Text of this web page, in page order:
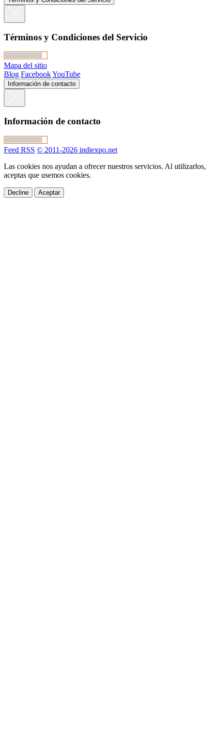
Términos y Condiciones del Servicio
Mapa del sitio
Blog FacebookYouTube
Información de contacto
Información de contacto
Feed RSS © 2011-2026 indiexpo.net
Las cookies nos ayudan a ofrecer nuestros servicios. Al utilizarlos,
aceptas que usemos cookies.
Decline Aceptar